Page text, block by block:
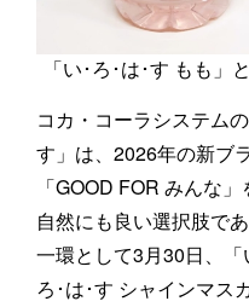
「い･ろ･は･す もも」
コカ・コーラシステム
す」は、2026年の新ブ
「GOOD FOR みんな
自然にも良い選択肢で
一環として3月30日、「
ろ･は･す シャインマス